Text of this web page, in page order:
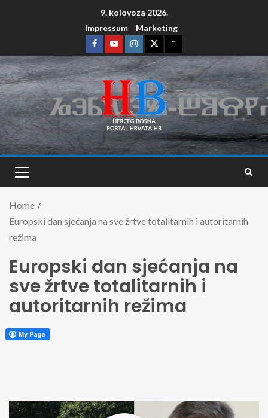
9. kolovoza 2026.
Impressum
Marketing
Home
Europski dan sjećanja na sve žrtve totalitarnih i autoritarnih
režima
Europski dan sjećanja na
sve žrtve totalitarnih i
autoritarnih režima